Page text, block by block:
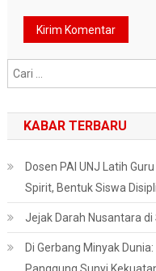
KABAR TERBARU
Dosen PAI UNJ Latih
Spirit, Bentuk Siswa
Jejak Darah Nusantara
Di Gerbang Minyak
Panggung Sunyi